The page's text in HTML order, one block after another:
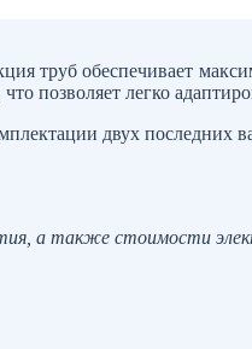
труб обеспечивает
позволяет легко
двух последних
а также стоимости